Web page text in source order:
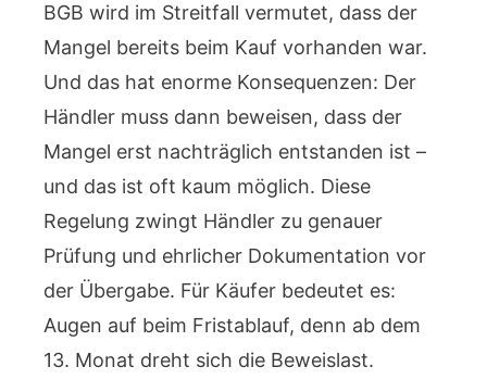
BGB wird im Streitfall vermutet, dass der
Mangel bereits beim Kauf vorhanden war.
Und das hat enorme Konsequenzen: Der
Händler muss dann beweisen, dass der
Mangel erst nachträglich entstanden ist –
und das ist oft kaum möglich. Diese
Regelung zwingt Händler zu genauer
Prüfung und ehrlicher Dokumentation vor
der Übergabe. Für Käufer bedeutet es:
Augen auf beim Fristablauf, denn ab dem
13. Monat dreht sich die Beweislast.